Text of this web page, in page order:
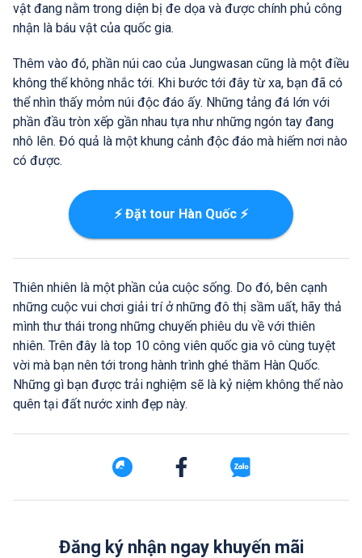
vật đang nằm trong diện bị đe dọa và được chính phủ công
nhận là báu vật của quốc gia.
Thêm vào đó, phần núi cao của Jungwasan cũng là một điều
không thể không nhắc tới. Khi bước tới đây từ xa, bạn đã có
thể nhìn thấy mỏm núi độc đáo ấy. Những tảng đá lớn với
phần đầu tròn xếp gần nhau tựa như những ngón tay đang
nhô lên. Đó quả là một khung cảnh độc đáo mà hiếm nơi nào
có được.
⚡ Đặt tour Hàn Quốc ⚡
Thiên nhiên là một phần của cuộc sống. Do đó, bên cạnh
những cuộc vui chơi giải trí ở những đô thị sầm uất, hãy thả
mình thư thái trong những chuyến phiêu du về với thiên
nhiên. Trên đây là top 10 công viên quốc gia vô cùng tuyệt
vời mà bạn nên tới trong hành trình ghé thăm Hàn Quốc.
Những gì bạn được trải nghiệm sẽ là kỷ niệm không thể nào
quên tại đất nước xinh đẹp này.
Đăng ký nhận ngay khuyến mãi